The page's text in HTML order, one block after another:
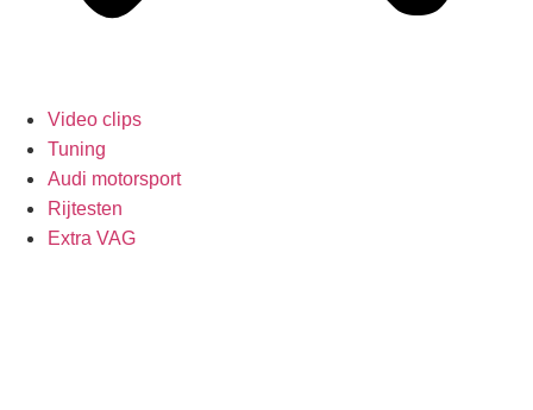
Video clips
Tuning
Audi motorsport
Rijtesten
Extra VAG